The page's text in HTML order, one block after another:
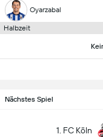
Oyarzabal
Halbzeit
Nächstes Spiel
1. FC Köln